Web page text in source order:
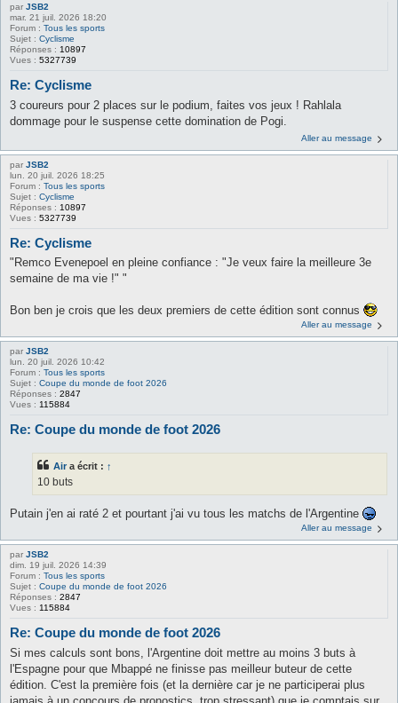
par JSB2
mar. 21 juil. 2026 18:20
Forum : Tous les sports
Sujet : Cyclisme
Réponses : 10897
Vues : 5327739
Re: Cyclisme
3 coureurs pour 2 places sur le podium, faites vos jeux ! Rahlala
dommage pour le suspense cette domination de Pogi.
Aller au message
par JSB2
lun. 20 juil. 2026 18:25
Forum : Tous les sports
Sujet : Cyclisme
Réponses : 10897
Vues : 5327739
Re: Cyclisme
"Remco Evenepoel en pleine confiance : "Je veux faire la meilleure 3e
semaine de ma vie !" "
Bon ben je crois que les deux premiers de cette édition sont connus
Aller au message
par JSB2
lun. 20 juil. 2026 10:42
Forum : Tous les sports
Sujet : Coupe du monde de foot 2026
Réponses : 2847
Vues : 115884
Re: Coupe du monde de foot 2026
Air a écrit : ↑
10 buts
Putain j'en ai raté 2 et pourtant j'ai vu tous les matchs de l'Argentine
Aller au message
par JSB2
dim. 19 juil. 2026 14:39
Forum : Tous les sports
Sujet : Coupe du monde de foot 2026
Réponses : 2847
Vues : 115884
Re: Coupe du monde de foot 2026
Si mes calculs sont bons, l'Argentine doit mettre au moins 3 buts à
l'Espagne pour que Mbappé ne finisse pas meilleur buteur de cette
édition. C'est la première fois (et la dernière car je ne participerai plus